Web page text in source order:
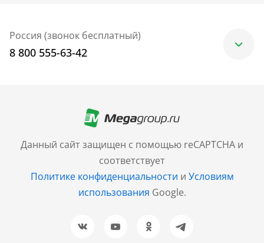
Данный сайт защищен с помощью reCAPTCHA и
соответствует
Политике конфиденциальности и Условиям
использования Google.
Россия (звонок бесплатный)
8 800 555-63-42
+7 (499) 705-30-10
Санкт-Петербург
+7 (812) 600-77-33
Барнаул
+7 (961) 999-93-93
Новосибирск